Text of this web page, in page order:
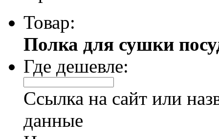
Товар:
Полка для сушки
Где дешевле:
Ссылка на сайт или
данные